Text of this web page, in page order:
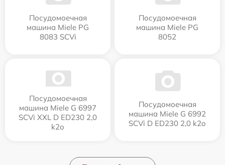
Посудомоечная
машина Miele PG
8083 SCVi
Посудомоечная
машина Miele PG
8052
Посудомоечная
машина Miele G 6997
SCVi XXL D ED230 2,0
k2o
Посудомоечная
машина Miele G 6992
SCVi D ED230 2,0 k2o